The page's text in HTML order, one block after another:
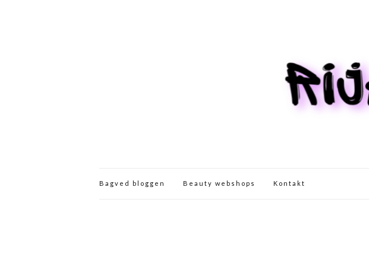
Bagved bloggen Beauty webshops Kontakt